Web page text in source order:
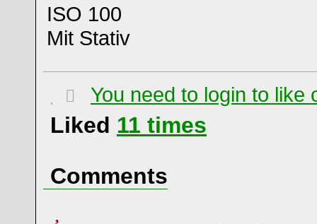
ISO 100
Mit Stativ
You need to login to like
Liked 11 times
Comments